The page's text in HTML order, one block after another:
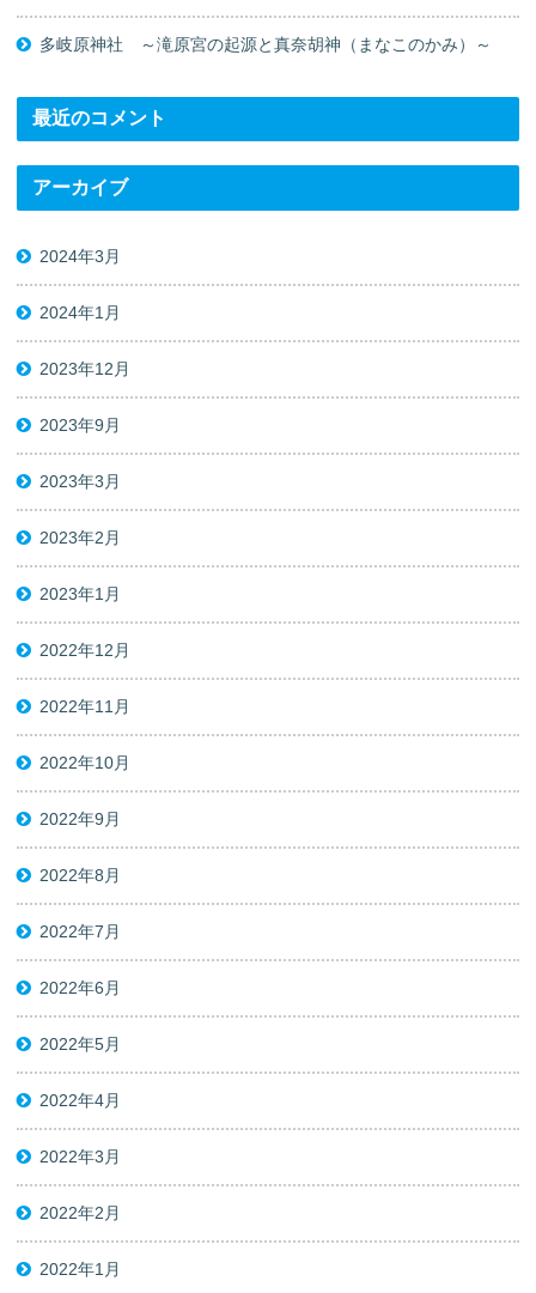
多岐原神社 ～滝原宮の起源と真奈胡神（まなこのかみ）～
最近のコメント
アーカイブ
2024年3月
2024年1月
2023年12月
2023年9月
2023年3月
2023年2月
2023年1月
2022年12月
2022年11月
2022年10月
2022年9月
2022年8月
2022年7月
2022年6月
2022年5月
2022年4月
2022年3月
2022年2月
2022年1月